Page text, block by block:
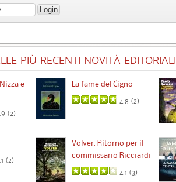
PIÙ RECENTI NOVITÀ EDITORIALI
e
(2)
La fame del Cigno
4.8 (2)
(2)
Volver. Ritorno per il
commissario Ricciardi
4.1 (3)